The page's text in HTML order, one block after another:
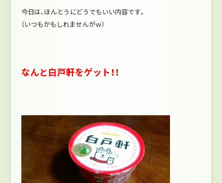
今日は、ほんとうにどうでもいい内容です。
（いつもかもしれませんがｗ）
なんと白戸軒をゲット！！